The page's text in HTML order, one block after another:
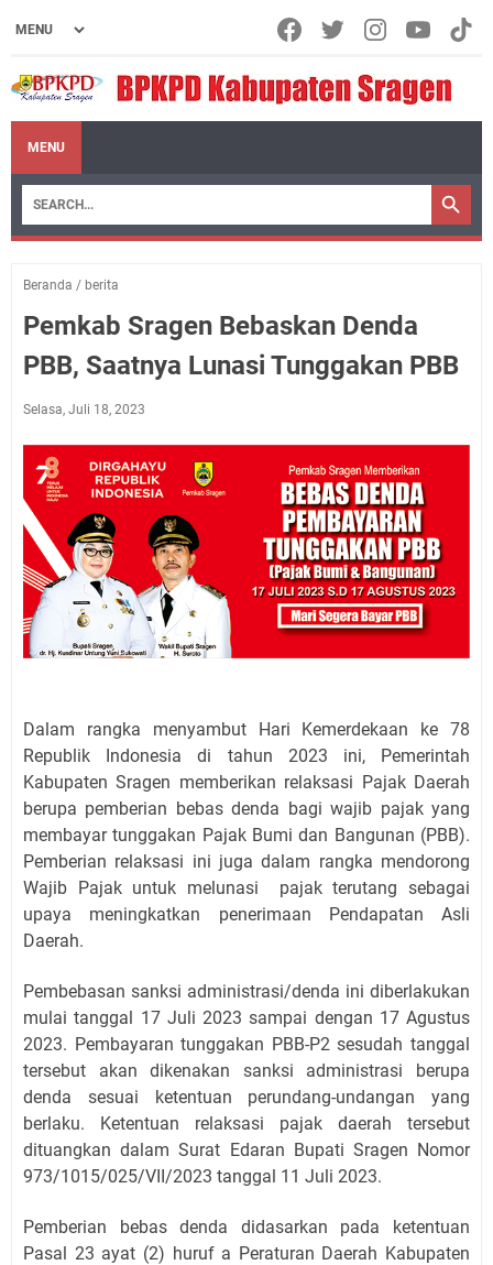
MENU
Beranda / berita
Pemkab Sragen Bebaskan Denda
PBB, Saatnya Lunasi Tunggakan PBB
Selasa, Juli 18, 2023
Dalam rangka menyambut Hari Kemerdekaan ke 78
Republik Indonesia di tahun 2023 ini, Pemerintah
Kabupaten Sragen memberikan relaksasi Pajak Daerah
berupa pemberian bebas denda bagi wajib pajak yang
membayar tunggakan Pajak Bumi dan Bangunan (PBB).
Pemberian relaksasi ini juga dalam rangka mendorong
Wajib Pajak untuk melunasi pajak terutang sebagai
upaya meningkatkan penerimaan Pendapatan Asli
Daerah.
Pembebasan sanksi administrasi/denda ini diberlakukan
mulai tanggal 17 Juli 2023 sampai dengan 17 Agustus
2023. Pembayaran tunggakan PBB-P2 sesudah tanggal
tersebut akan dikenakan sanksi administrasi berupa
denda sesuai ketentuan perundang-undangan yang
berlaku. Ketentuan relaksasi pajak daerah tersebut
dituangkan dalam Surat Edaran Bupati Sragen Nomor
973/1015/025/VII/2023 tanggal 11 Juli 2023.
Pemberian bebas denda didasarkan pada ketentuan
Pasal 23 ayat (2) huruf a Peraturan Daerah Kabupaten